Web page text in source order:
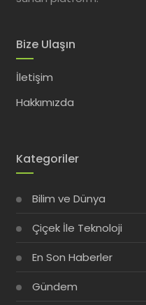
Bize Ulaşın
İletişim
Hakkımızda
Kategoriler
Bilim ve Dünya
Çiçek İle Teknoloji
En Son Haberler
Gündem